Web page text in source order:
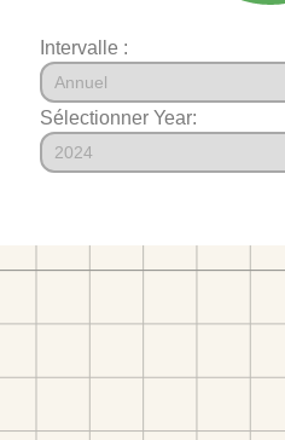
Intervalle :
Sélectionner Year: